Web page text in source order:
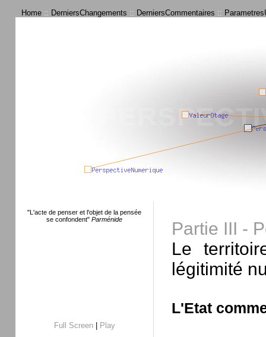
Home :: DerniersChangements :: DerniersCommentaires ::
"L'acte de penser et l'objet de la pensée
se confondent" Parménide
Full Screen|
Play
Partie III -
Le
légitimité
L'Etat